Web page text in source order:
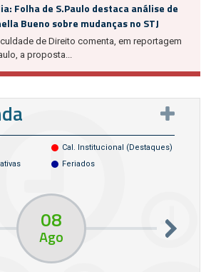
Folha de S.Paulo destaca análise de
Bueno sobre mudanças no STJ
de Direito comenta, em reportagem
a proposta...
Cal. Institucional (destaques)
Feriados
08
Ago